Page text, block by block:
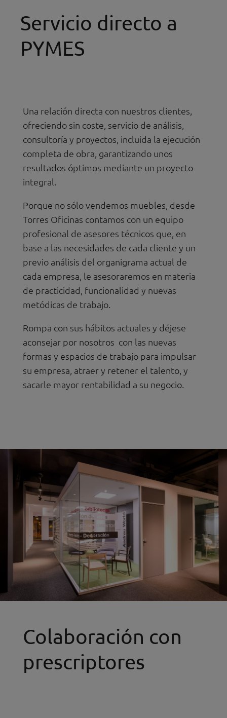
Servicio directo a
PYMES
Una relación directa con nuestros clientes,
ofreciendo sin coste, servicio de análisis,
consultoría y proyectos, incluida la ejecución
completa de obra, garantizando unos
resultados óptimos mediante un proyecto
integral.
Porque no sólo vendemos muebles, desde
Torres Oficinas contamos con un equipo
profesional de asesores técnicos que, en
base a las necesidades de cada cliente y un
previo análisis del organigrama actual de
cada empresa, le asesoraremos en materia
de practicidad, funcionalidad y nuevas
metódicas de trabajo.
Rompa con sus hábitos actuales y déjese
aconsejar por nosotros con las nuevas
formas y espacios de trabajo para impulsar
su empresa, atraer y retener el talento, y
sacarle mayor rentabilidad a su negocio.
Colaboración con
prescriptores